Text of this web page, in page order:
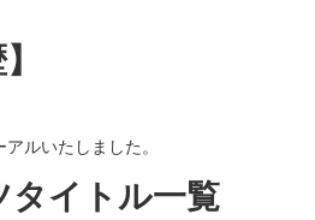
ルいたしました。
タイトル一覧